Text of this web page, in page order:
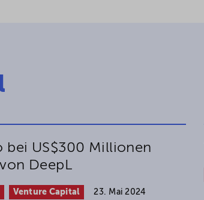
bei US$300 Millionen
DeepL
Venture Capital 23. Mai 2024